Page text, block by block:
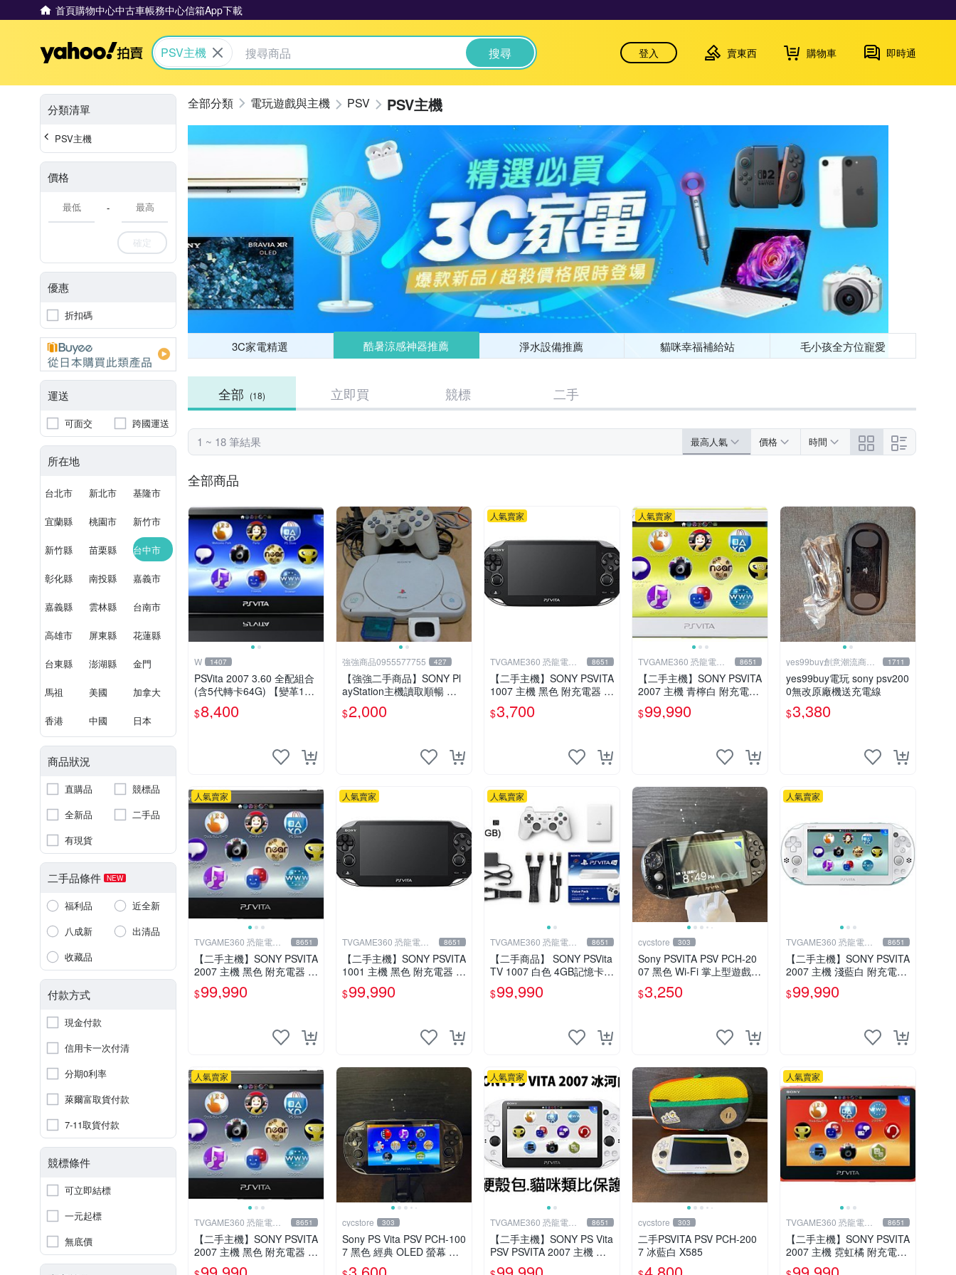
首頁購物中心中古車帳務中心信箱App下載
Yahoo拍賣
PSV主機 搜尋 登入 賣東西 購物車 即時通
分類清單
PSV主機
價格
-
確定
優惠
折扣碼
運送
可面交 跨國運送
所在地
台北市 新北市 基隆市
宜蘭縣 桃園市 新竹市
新竹縣 苗栗縣 台中市
彰化縣 南投縣 嘉義市
嘉義縣 雲林縣 台南市
高雄市 屏東縣 花蓮縣
台東縣 澎湖縣 金門
馬祖 美國 加拿大
香港 中國 日本
商品狀況
直購品
競標品
全新品
二手品
有現貨
二手品條件 NEW
福利品
近全新
八成新
出清品
收藏品
付款方式
現金付款
信用卡一次付清
分期0利率
萊爾富取貨付款
7-11取貨付款
競標條件
可立即結標
一元起標
無底價
電玩遊戲與主機 PSV PSV主機
3C家電精選 酷暑涼感神器推薦 淨水設備推薦 貓咪幸福補給站 毛小孩全方位寵愛
全部 (18) 立即買 競標 二手
1 ~ 18 筆結果 最高人氣 價格 時間
全部商品
W 1407
PSVita 2007 3.60 全配組合
(含5代轉卡64G) 【變革1
1】破解改好 + 水晶殼 + 硬
殼包
$8,400
強強商品0955577755 427
【強強二手商品】SONY Pl
ayStation主機讀取順暢 如
圖全部 ! 外觀完整乾淨
$2,000
人氣賣家
TVGAME360 恐龍電玩- 8651
【二手主機】SONY PSVITA
1007 主機 黑色 附充電器 U
SB傳輸線 PS VITA PSV【台
中恐龍電玩】
$3,700
人氣賣家
TVGAME360 恐龍電玩- 8651
【二手主機】SONY PSVITA
2007 主機 青檸白 附充電器
USB傳輸線 PS VITA PSV 台
中恐龍電玩
$99,990
yes99buy創意潮流商品
館
1711
yes99buy電玩 sony psv200
0無改原廠機送充電線
$3,380
人氣賣家
TVGAME360 恐龍電玩- 8651
【二手主機】SONY PSVITA
2007 主機 黑色 附充電器 U
SB傳輸線 PS VITA PSV【台
中恐龍電玩】
$99,990
人氣賣家
TVGAME360 恐龍電玩- 8651
【二手主機】SONY PSVITA
1001 主機 黑色 附充電器 U
SB傳輸線 PS VITA PSV【台
中恐龍電玩】
$99,990
人氣賣家
TVGAME360 恐龍電玩- 8651
【二手商品】 SONY PSVita
TV 1007 白色 4GB記憶卡 P
S3手把(白) 書盒完整 【台
中恐龍電玩】
$99,990
cycstore 303
Sony PSVITA PSV PCH-20
07 黑色 Wi-Fi 掌上型遊戲主
機 輕薄版 OLED後繼機 收
藏熱門
$3,250
人氣賣家
TVGAME360 恐龍電玩- 8651
【二手主機】SONY PSVITA
2007 主機 淺藍白 附充電器
USB傳輸線 PS VITA PSV 裸
裝 台中
$99,990
人氣賣家
TVGAME360 恐龍電玩- 8651
【二手主機】SONY PSVITA
2007 主機 黑色 附充電器 U
SB傳輸線 PS VITA PSV 無
cycstore 303
Sony PS Vita PSV PCH-100
7 黑色 經典 OLED 螢幕 遊
戲掌機 附充電線 經典收藏
人氣賣家
TVGAME360 恐龍電玩- 8651
【二手主機】SONY PS Vita
PSV PSVITA 2007 主機 冰
河白 白黑色(9.9成新)【台中
cycstore 303
二手PSVITA PSV PCH-200
7 冰藍白 X585
人氣賣家
TVGAME360 恐龍電玩- 8651
【二手主機】SONY PSVITA
2007 主機 霓虹橘 附充電器
USB傳輸線 PS VITA PSV 台